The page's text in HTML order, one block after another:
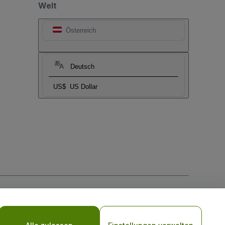
Welt
Österreich
Deutsch
US$ US Dollar
RichtlinieundDatenschutzrichtlinie für Mobilanwendungen